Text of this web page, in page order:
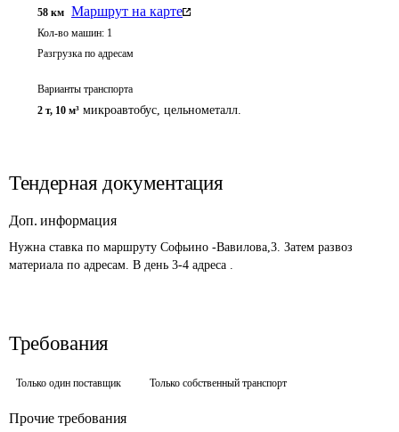
58 км Маршрут на карте
Кол-во машин: 1
Разгрузка по адресам
Варианты транспорта
2 т, 10 м³ микроавтобус, цельнометалл.
Тендерная документация
Доп. информация
Нужна ставка по маршруту Софьино -Вавилова,3. Затем развоз
материала по адресам. В день 3-4 адреса .
Требования
Только один поставщик Только собственный транспорт
Прочие требования